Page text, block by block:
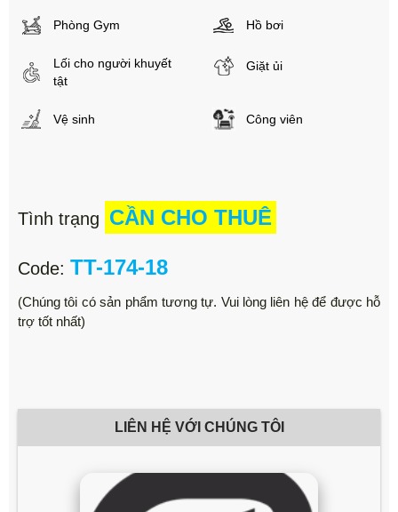
Phòng Gym Hồ bơi
Lối cho người khuyết
tật
Giặt ủi
Vệ sinh Công viên
Tình trạng CẦN CHO THUÊ
Code: TT-174-18
(Chúng tôi có sản phẩm tương tự. Vui lòng liên hệ để được hỗ
trợ tốt nhất)
LIÊN HỆ VỚI CHÚNG TÔI